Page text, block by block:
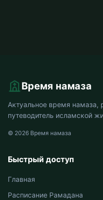
Время намаза
Актуальное время намаза,
путеводитель исламской
© 2026 Время намаза
Быстрый доступ
Главная
Расписание Рамадана